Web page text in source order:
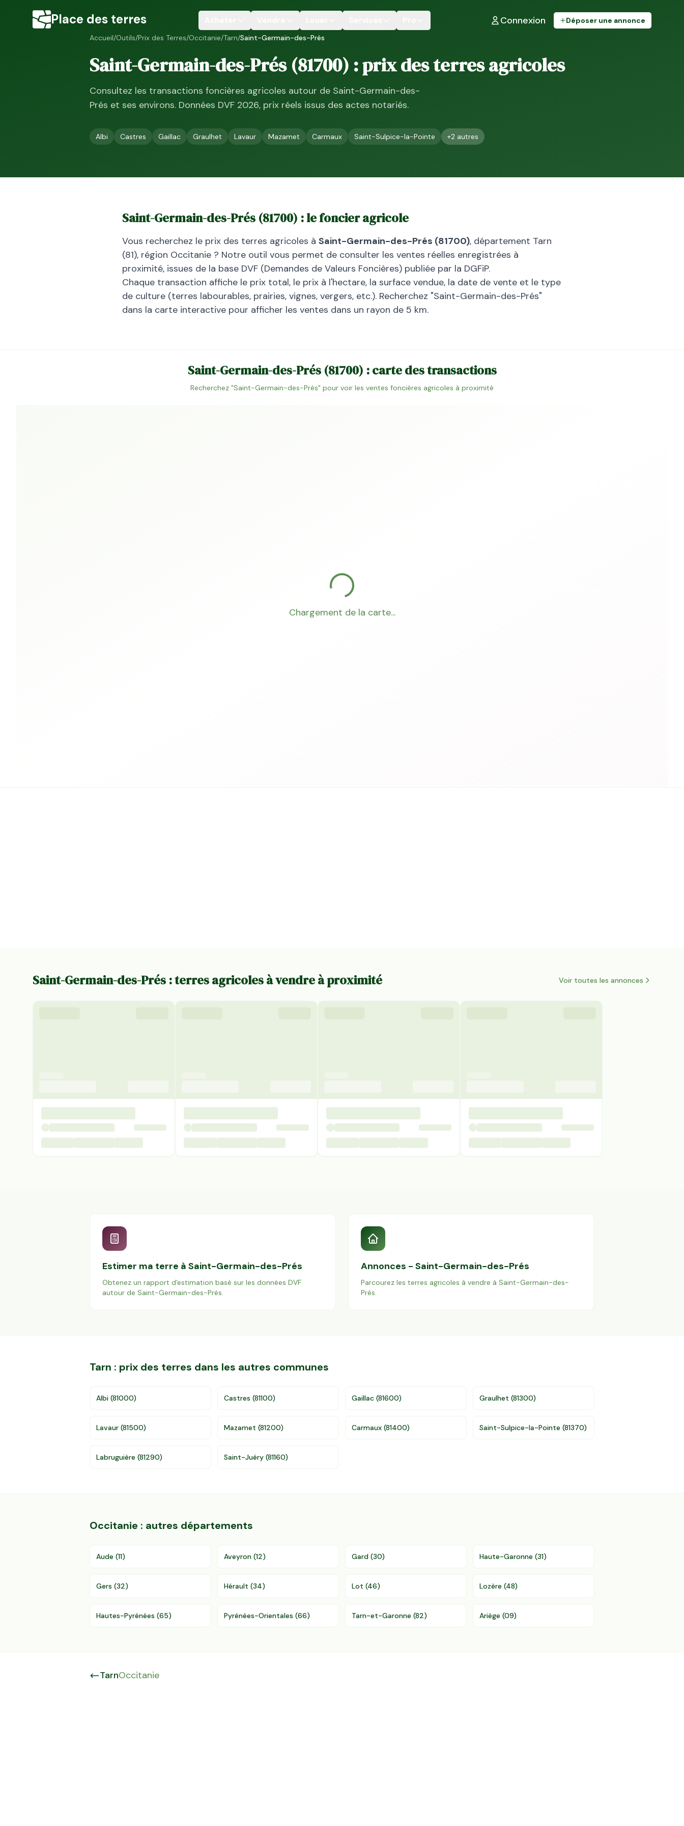
Place des terres Connexion
Déposer une annonce
Accueil/Outils/Prix des Terres/Occitanie/Tarn/Saint-Germain-des-Prés
Saint-Germain-des-Prés(81700) : prix des terres agricoles
Consultez les transactions foncières agricoles autour de Saint-Germain-des-
Prés et ses environs. Données DVF 2026, prix réels issus des actes notariés.
Albi Castres Gaillac Graulhet Lavaur Mazamet Carmaux Saint-Sulpice-la-Pointe +2 autres
Saint-Germain-des-Prés (81700) : le foncier agricole
Vous recherchez le prix des terres agricoles à Saint-Germain-des-Prés (81700), département Tarn
(81), région Occitanie ? Notre outil vous permet de consulter les ventes réelles enregistrées à
proximité, issues de la base DVF (Demandes de Valeurs Foncières) publiée par la DGFiP.
Chaque transaction affiche le prix total, le prix à l'hectare, la surface vendue, la date de vente et le type
de culture (terres labourables, prairies, vignes, vergers, etc.). Recherchez "Saint-Germain-des-Prés"
dans la carte interactive pour afficher les ventes dans un rayon de 5 km.
Saint-Germain-des-Prés(81700) : carte des transactions
Recherchez "Saint-Germain-des-Prés" pour voir les ventes foncières agricoles à proximité
Chargement de la carte...
Saint-Germain-des-Prés : terres agricoles à vendre à proximité Voir toutes les annonces
Estimer ma terre à Saint-Germain-des-Prés
Obtenez un rapport d'estimation basé sur les données DVF
autour de Saint-Germain-des-Prés.
Annonces - Saint-Germain-des-Prés
Parcourez les terres agricoles à vendre à Saint-Germain-des-
Prés.
Tarn : prix des terres dans les autres communes
Albi (81000) Castres (81100) Gaillac (81600) Graulhet (81300)
Lavaur (81500) Mazamet (81200) Carmaux (81400) Saint-Sulpice-la-Pointe (81370)
Labruguière (81290) Saint-Juéry (81160)
Occitanie : autres départements
Aude (11) Aveyron (12) Gard (30) Haute-Garonne (31)
Gers (32) Hérault (34) Lot (46) Lozère (48)
Hautes-Pyrénées (65) Pyrénées-Orientales (66) Tarn-et-Garonne (82) Ariège (09)
TarnOccitanie